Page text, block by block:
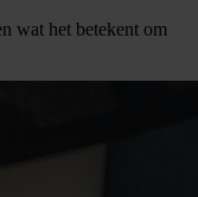
wat het betekent om